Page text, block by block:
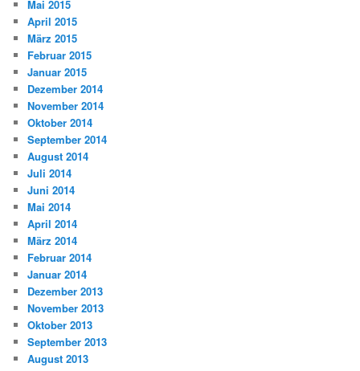
Mai 2015
April 2015
März 2015
Februar 2015
Januar 2015
Dezember 2014
November 2014
Oktober 2014
September 2014
August 2014
Juli 2014
Juni 2014
Mai 2014
April 2014
März 2014
Februar 2014
Januar 2014
Dezember 2013
November 2013
Oktober 2013
September 2013
August 2013